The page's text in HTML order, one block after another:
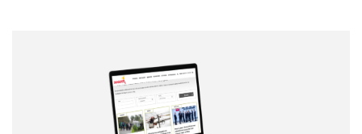
Correo electrónico